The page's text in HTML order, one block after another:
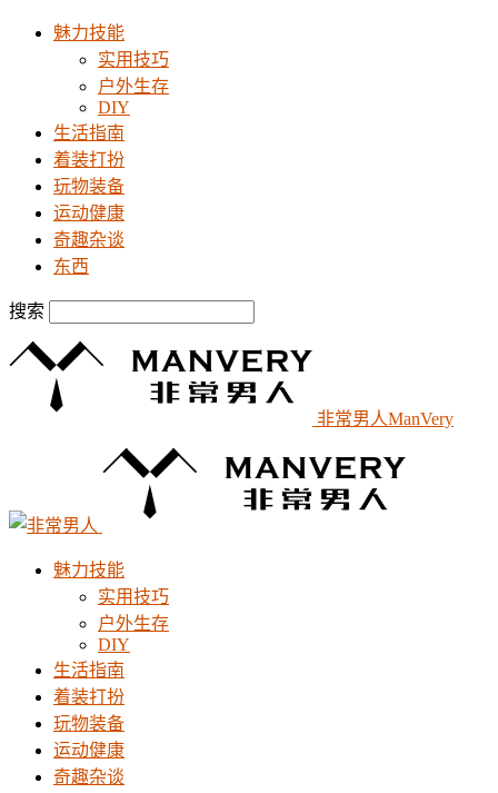
魅力技能
实用技巧
户外生存
DIY
生活指南
着装打扮
玩物装备
运动健康
奇趣杂谈
东西
搜索
非常男人ManVery
魅力技能
实用技巧
户外生存
DIY
生活指南
着装打扮
玩物装备
运动健康
奇趣杂谈